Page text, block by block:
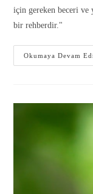
için gereken beceri ve
bir rehberdir."
Okumaya Devam